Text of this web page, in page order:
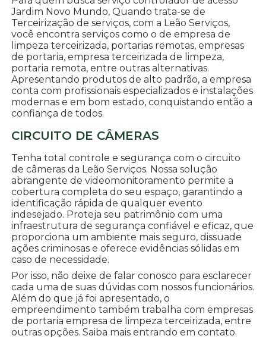
Jardim Novo Mundo, Quando trata-se de
Terceirização de serviços, com a Leão Serviços,
você encontra serviços como o de empresa de
limpeza terceirizada, portarias remotas, empresas
de portaria, empresa terceirizada de limpeza,
portaria remota, entre outras alternativas.
Apresentando produtos de alto padrão, a empresa
conta com profissionais especializados e instalações
modernas e em bom estado, conquistando então a
confiança de todos.
CIRCUITO DE CÂMERAS
Tenha total controle e segurança com o circuito
de câmeras da Leão Serviços. Nossa solução
abrangente de videomonitoramento permite a
cobertura completa do seu espaço, garantindo a
identificação rápida de qualquer evento
indesejado. Proteja seu patrimônio com uma
infraestrutura de segurança confiável e eficaz, que
proporciona um ambiente mais seguro, dissuade
ações criminosas e oferece evidências sólidas em
caso de necessidade.
Por isso, não deixe de falar conosco para esclarecer
cada uma de suas dúvidas com nossos funcionários.
Além do que já foi apresentado, o
empreendimento também trabalha com empresas
de portaria empresa de limpeza terceirizada, entre
outras opções. Saiba mais entrando em contato.